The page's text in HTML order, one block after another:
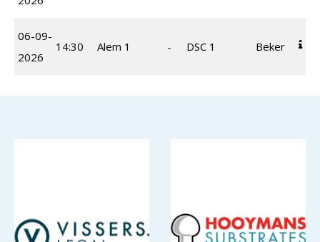
06-09-
2026
14:30 Alem 1 - DSC 1 Beker